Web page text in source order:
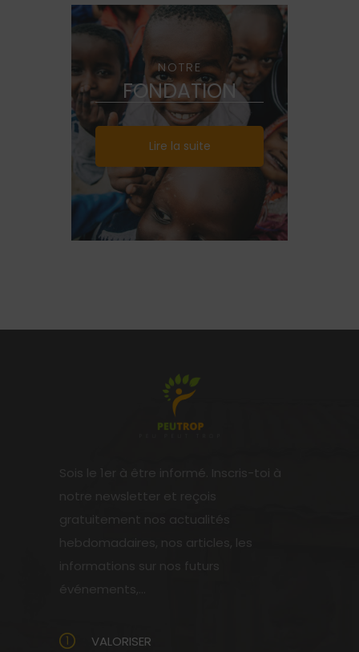
NOTRE
FONDATION
Lire la suite
Sois le 1er à être informé. Inscris-toi à
notre newsletter et reçois
gratuitement nos actualités
hebdomadaires, nos articles, les
informations sur nos futurs
événements,...
VALORISER